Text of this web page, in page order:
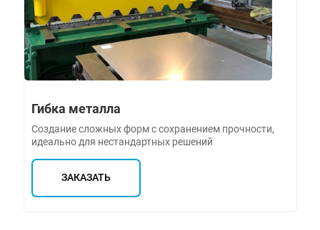
Гибка металла
Создание сложных форм с сохранением прочности,
идеально для нестандартных решений
ЗАКАЗАТЬ